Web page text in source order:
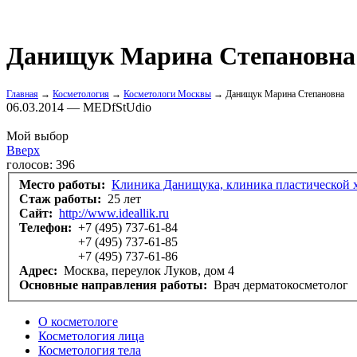
Данищук Марина Степановна
Главная → Косметология → Косметологи Москвы → Данищук Марина Степановна
06.03.2014 — MEDfStUdio
Мой выбор
Вверх
голосов: 396
Место работы: Клиника Данищука, клиника пластической
Стаж работы: 25 лет
Сайт: http://www.ideallik.ru
Телефон: +7 (495) 737-61-84
+7 (495) 737-61-85
+7 (495) 737-61-86
Адрес: Москва, переулок Луков, дом 4
Основные направления работы: Врач дерматокосметолог
О косметологе
Косметология лица
Косметология тела